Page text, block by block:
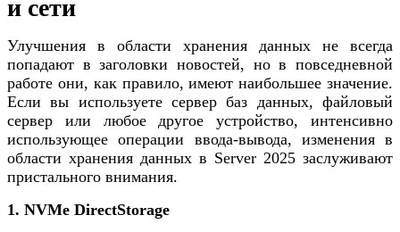
и сети
Улучшения в области хранения данных не всегда
попадают в заголовки новостей, но в повседневной
работе они, как правило, имеют наибольшее значение.
Если вы используете сервер баз данных, файловый
сервер или любое другое устройство, интенсивно
использующее операции ввода-вывода, изменения в
области хранения данных в Server 2025 заслуживают
пристального внимания.
1. NVMe DirectStorage